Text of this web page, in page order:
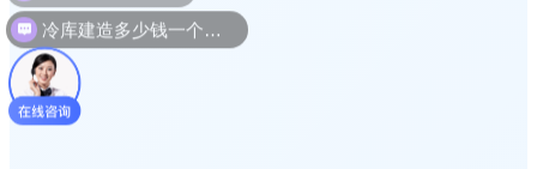
冷库建造多少钱一个平方